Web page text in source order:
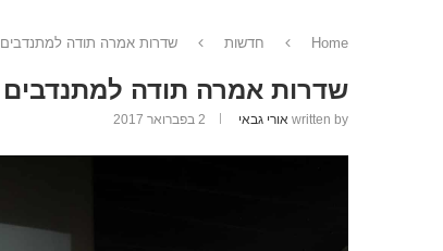
Home חדשות שדרות אמרה תודה למתנדבים
שדרות אמרה תודה למתנדבים
written by אורי גבאי 2 בפברואר 2017